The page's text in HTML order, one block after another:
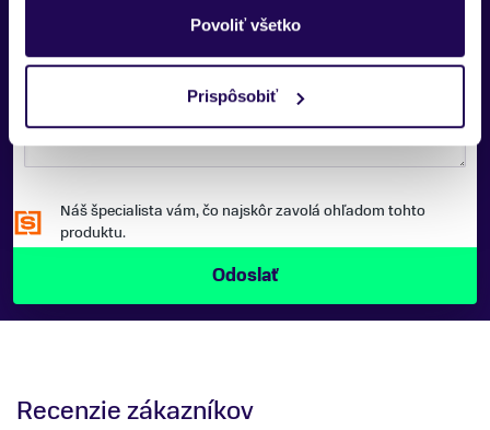
Povoliť všetko
Prispôsobiť
SPRÁVA:
Náš špecialista vám, čo najskôr zavolá ohľadom tohto
produktu.
Recenzie zákazníkov